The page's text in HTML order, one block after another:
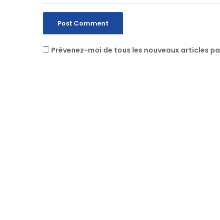
Prévenez-moi de tous les nouveaux articles